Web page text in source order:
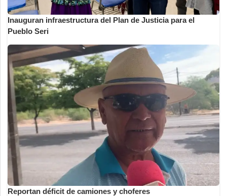
Inauguran infraestructura del Plan de Justicia para el
Pueblo Seri
Reportan déficit de camiones y choferes